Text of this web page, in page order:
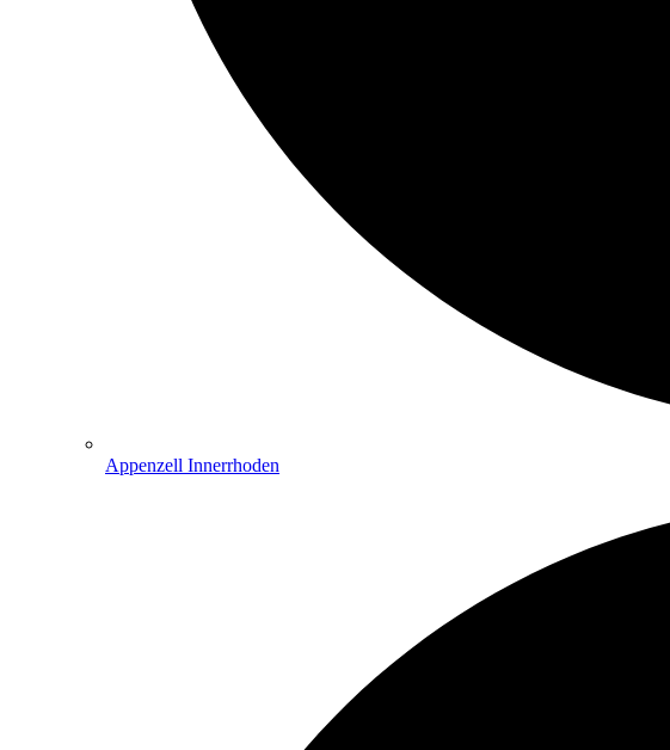
Appenzell Innerrhoden